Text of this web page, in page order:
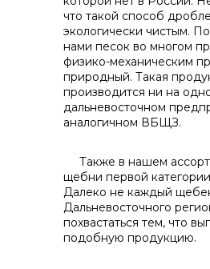
контакты отдела
что такой способ
экологически чистым.
нами песок во многом
физико-механическим
природный. Такая
производится ни на
дальневосточном
аналогичном ВБЩЗ.
Также в нашем
щебни первой
Далеко не каждый
Дальневосточного
похвастаться тем, что
подобную продукцию.